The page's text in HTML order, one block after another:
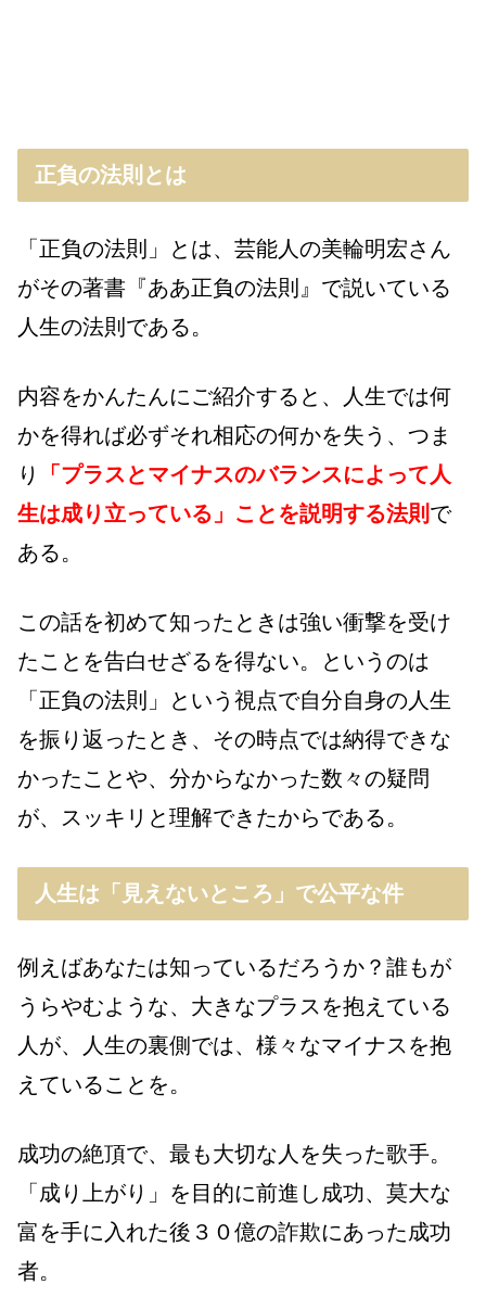
正負の法則とは
「正負の法則」とは、芸能人の美輪明宏さん
がその著書『ああ正負の法則』で説いている
人生の法則である。
内容をかんたんにご紹介すると、人生では何
かを得れば必ずそれ相応の何かを失う、つま
り
「プラスとマイナスのバランスによって人
生は成り立っている」ことを説明する法則 で
ある。
この話を初めて知ったときは強い衝撃を受け
たことを告白せざるを得ない。というのは
「正負の法則」という視点で自分自身の人生
を振り返ったとき、その時点では納得できな
かったことや、分からなかった数々の疑問
が、スッキリと理解できたからである。
人生は「見えないところ」で公平な件
例えばあなたは知っているだろうか？誰もが
うらやむような、大きなプラスを抱えている
人が、人生の裏側では、様々なマイナスを抱
えていることを。
成功の絶頂で、最も大切な人を失った歌手。
「成り上がり」を目的に前進し成功、莫大な
富を手に入れた後３０億の詐欺にあった成功
者。